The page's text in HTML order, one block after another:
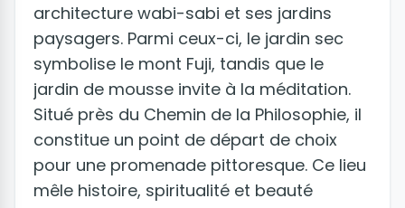
architecture wabi-sabi et ses jardins
paysagers. Parmi ceux-ci, le jardin sec
symbolise le mont Fuji, tandis que le
jardin de mousse invite à la méditation.
Situé près du Chemin de la Philosophie, il
constitue un point de départ de choix
pour une promenade pittoresque. Ce lieu
mêle histoire, spiritualité et beauté